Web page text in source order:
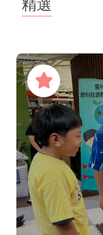
精選